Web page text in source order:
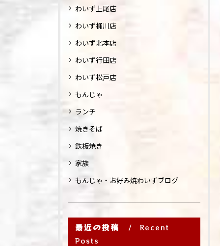
わいず上尾店
わいず桶川店
わいず北本店
わいず行田店
わいず松戸店
もんじゃ
ランチ
焼きそば
鉄板焼き
家族
もんじゃ・お好み焼わいずブログ
最近の投稿
Recent
Posts